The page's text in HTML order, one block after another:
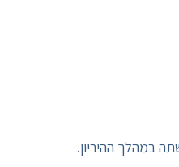
במהלך ההיריון.